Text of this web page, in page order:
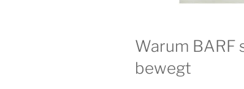
Warum BARF
bewegt